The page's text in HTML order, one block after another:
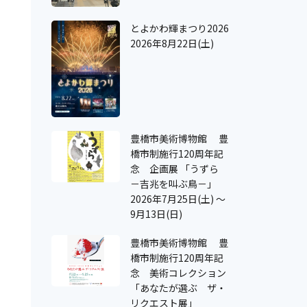
とよかわ輝まつり2026
2026年8月22日(土)
豊橋市美術博物館 豊
橋市制施行120周年記
念 企画展 「うずら
－吉兆を叫ぶ鳥－」
2026年7月25日(土) ～
9月13日(日)
豊橋市美術博物館 豊
橋市制施行120周年記
念 美術コレクション
「あなたが選ぶ ザ・
リクエスト展」